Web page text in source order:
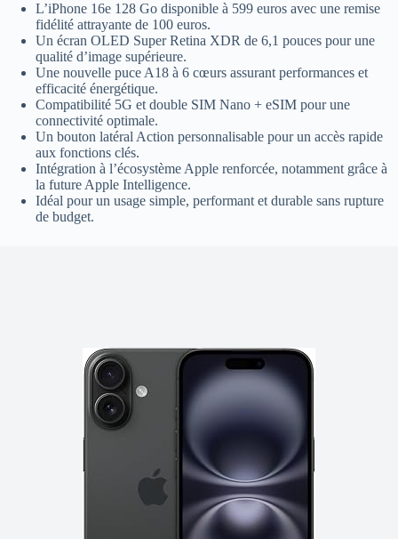
L’iPhone 16e 128 Go disponible à 599 euros avec une remise
fidélité attrayante de 100 euros.
Un écran OLED Super Retina XDR de 6,1 pouces pour une
qualité d’image supérieure.
Une nouvelle puce A18 à 6 cœurs assurant performances et
efficacité énergétique.
Compatibilité 5G et double SIM Nano + eSIM pour une
connectivité optimale.
Un bouton latéral Action personnalisable pour un accès rapide
aux fonctions clés.
Intégration à l’écosystème Apple renforcée, notamment grâce à
la future Apple Intelligence.
Idéal pour un usage simple, performant et durable sans rupture
de budget.